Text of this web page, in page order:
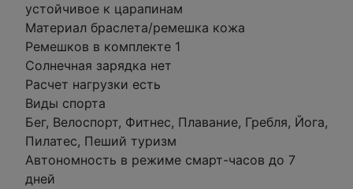
устойчивое к царапинам
Материал браслета/ремешка кожа
Ремешков в комплекте 1
Солнечная зарядка нет
Расчет нагрузки есть
Виды спорта
Бег, Велоспорт, Фитнес, Плавание, Гребля, Йога,
Пилатес, Пеший туризм
Автономность в режиме смарт-часов до 7
дней